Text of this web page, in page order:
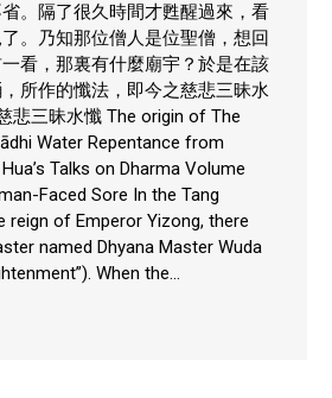
。隔了很久時間才甦醒過來，看
。乃知那位僧人是位聖僧，想回
看，那裏有什麼廟宇？於是在該
所作的懺法，即今之慈悲三昧水
悲三昧水懺 The origin of The
Water Repentance from
Talks on Dharma Volume
Faced Sore In the Tang
reign of Emperor Yizong, there
named Dhyana Master Wuda
When the…